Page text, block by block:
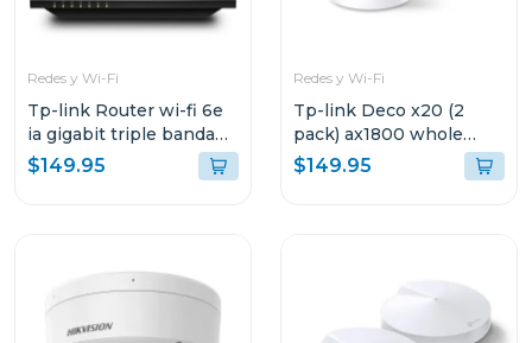
Redes y Wi-Fi
Tp-link Router wi-fi 6e
ia gigabit triple banda
axe5400
$149.95
Redes y Wi-Fi
Tp-link Deco x20 (2
pack) ax1800 whole
home mesh
$149.95